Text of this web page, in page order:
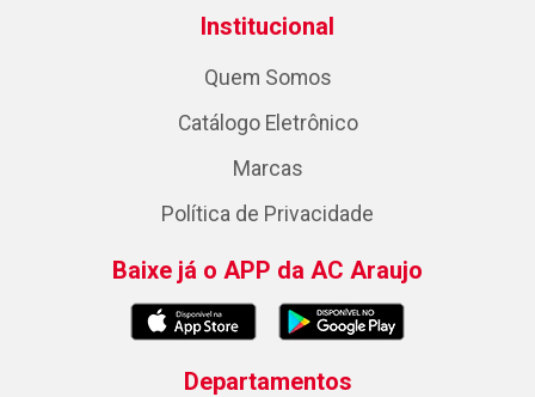
Institucional
Quem Somos
Catálogo Eletrônico
Marcas
Política de Privacidade
Baixe já o APP da AC Araujo
Departamentos